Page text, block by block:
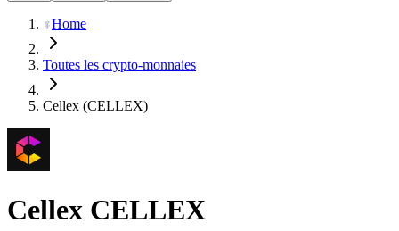
Home
Toutes les crypto-monnaies
Cellex (CELLEX)
Cellex CELLEX